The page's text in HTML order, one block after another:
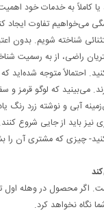
کاملاً به خدمات خود
می‌خواهیم تفاوت ایجاد
شناخته شویم. بدون
راضی، از به رسمیت
احتمالاً متوجه شده‌اید که
می‌بینید که لوگو قرمز و
نیز باید از جایی شروع
چیزی که مشتری آن را
اگر محصول در وهله اول
نگاه نخواهد کرد.